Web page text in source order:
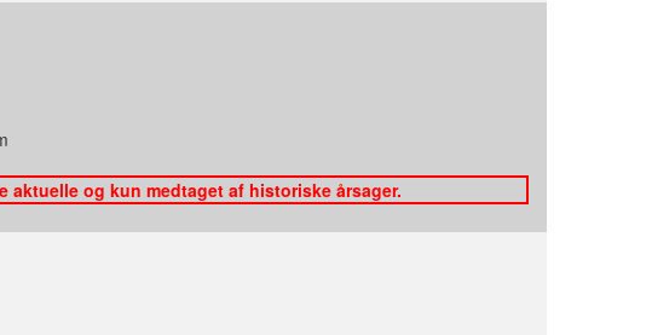
aktuelle og kun medtaget af historiske årsager.